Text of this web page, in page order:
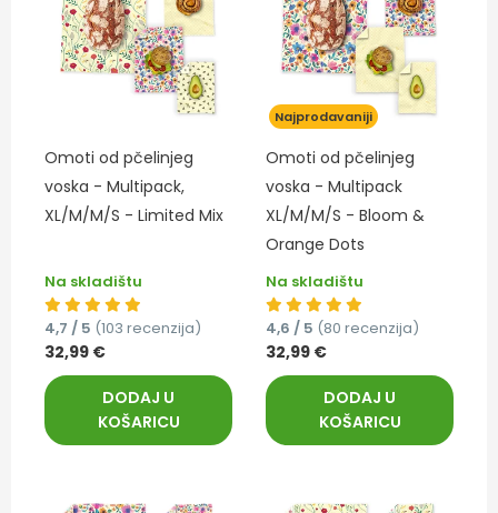
Omoti od pčelinjeg
voska - Multipack,
XL/M/M/S - Limited Mix
Na skladištu
4,7 / 5 (103 recenzija)
32,99 €
DODAJ U
KOŠARICU
Najprodavaniji
Omoti od pčelinjeg
voska - Multipack
XL/M/M/S - Bloom &
Orange Dots
Na skladištu
4,6 / 5 (80 recenzija)
32,99 €
DODAJ U
KOŠARICU